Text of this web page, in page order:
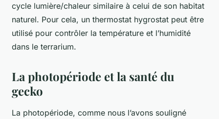
cycle lumière/chaleur similaire à celui de son habitat
naturel. Pour cela, un thermostat hygrostat peut être
utilisé pour contrôler la température et l’humidité
dans le terrarium.
La photopériode et la santé du
gecko
La photopériode, comme nous l’avons souligné